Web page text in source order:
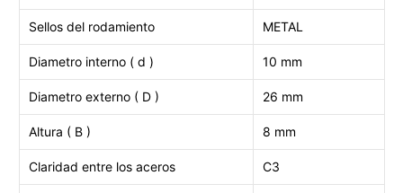
Sellos del rodamiento METAL
Diametro interno ( d ) 10 mm
Diametro externo ( D ) 26 mm
Altura ( B ) 8 mm
Claridad entre los aceros C3